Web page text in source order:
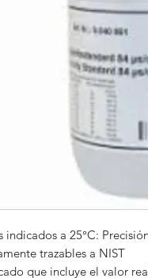
indicados a 25°C:
trazables a NIST
que incluye el valor